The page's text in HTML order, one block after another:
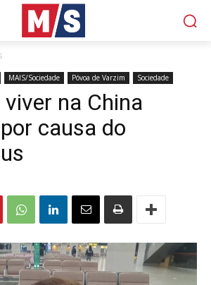
MAIS/Sociedade Póvoa de Varzim Sociedade
viver na China
causa do